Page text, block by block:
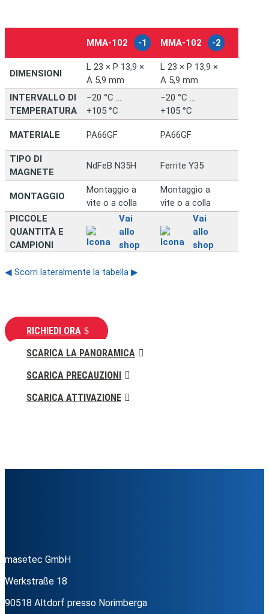
MMA‑102 -1 MMA‑102 -2
DIMENSIONI
L 23 × P 13,9 ×
A 5,9 mm
L 23 × P 13,9 ×
A 5,9 mm
INTERVALLO DI
TEMPERATURA
–20 °C …
+105 °C
–20 °C …
+105 °C
MATERIALE PA66GF PA66GF
TIPO DI
MAGNETE
NdFeB N35H Ferrite Y35
MONTAGGIO
Montaggio a
vite o a colla
Montaggio a
vite o a colla
PICCOLE
QUANTITÀ E
CAMPIONI
Vai
allo
shop
Vai
allo
shop
◀ Scorri lateralmente la tabella ▶
RICHIEDI ORA
SCARICA LA PANORAMICA
SCARICA PRECAUZIONI
SCARICA ATTIVAZIONE
masetec GmbH
Werkstraße 18
90518 Altdorf presso Norimberga